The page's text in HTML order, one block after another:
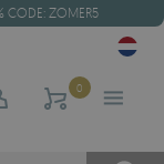
ZOMER5
0